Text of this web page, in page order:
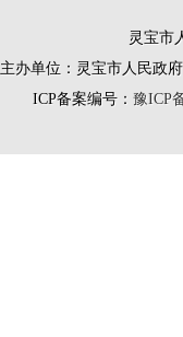
灵宝市
主办单位：灵宝市人民政
ICP备案编号： 豫ICP